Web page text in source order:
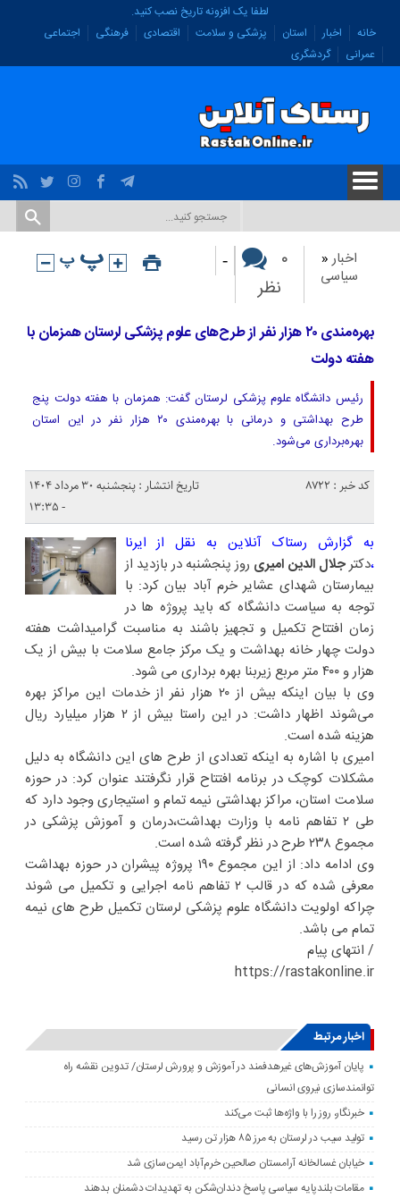
لطفا یک افزونه تاریخ نصب کنید.
خانه
اخبار استان پزشکی و سلامت اقتصادی فرهنگی
اجتماعی
عمرانی
گردشگری
اخبار«
سیاسی
۰
نظر
-
بهره‌مندی ۲۰ هزار نفر از طرح‌های علوم پزشکی لرستان همزمان با
هفته دولت
رئیس دانشگاه علوم پزشکی لرستان گفت: همزمان با هفته دولت پنج
طرح بهداشتی و درمانی با بهره‌مندی ۲۰ هزار نفر در این استان
بهره‌برداری می‌شود.
کد خبر : 8722
تاریخ انتشار : پنجشنبه ۳۰ مرداد ۱۴۰۴
- ۱۳:۳۵
به گزارش رستاک آنلاین به نقل از ایرنا
،دکترجلال الدین امیری روز پنجشنبه در بازدید از
بیمارستان شهدای عشایر خرم آباد بیان کرد: با
توجه به سیاست دانشگاه که باید پروژه ها در
زمان افتتاح تکمیل و تجهیز باشند به مناسبت گرامیداشت هفته
دولت چهار خانه بهداشت و یک مرکز جامع سلامت با بیش از یک
هزار و ۴۰۰ متر مربع زیربنا بهره برداری می شود.
وی با بیان اینکه بیش از ۲۰ هزار نفر از خدمات این مراکز بهره
می‌شوند اظهار داشت: در این راستا بیش از ۲ هزار میلیارد ریال
هزینه شده است.
امیری با اشاره به اینکه تعدادی از طرح های این دانشگاه به دلیل
مشکلات کوچک در برنامه افتتاح قرار نگرفتند عنوان کرد: در حوزه
سلامت استان، مراکز بهداشتی نیمه تمام و استیجاری وجود دارد که
طی ۲ تفاهم نامه با وزارت بهداشت،درمان و آموزش پزشکی در
مجموع ۲۳۸ طرح در نظر گرفته شده است.
وی ادامه داد: از این مجموع ۱۹۰ پروژه پیشران در حوزه بهداشت
معرفی شده که در قالب ۲ تفاهم نامه اجرایی و تکمیل می شوند
چراکه اولویت دانشگاه علوم پزشکی لرستان تکمیل طرح های نیمه
تمام می باشد.
/ انتهای پیام
https://rastakonline.ir
اخبار مرتبط
پایان آموزش‌های غیرهدفمند در آموزش و پرورش لرستان/ تدوین نقشه راه
توانمندسازی نیروی انسانی
خبرنگار، روز را با واژه‌ها ثبت می‌کند
تولید سیب در لرستان به مرز ۸۵ هزار تن رسید
خیابان غسالخانه آرامستان صالحین خرم‌آباد ایمن‌سازی شد
مقامات بلندپایه سیاسی پاسخ دندان‌شکن به تهدیدات دشمنان بدهند